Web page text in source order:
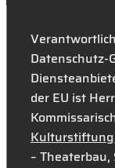
Datenschutz-
der EU ist
Kulturstiftung
–